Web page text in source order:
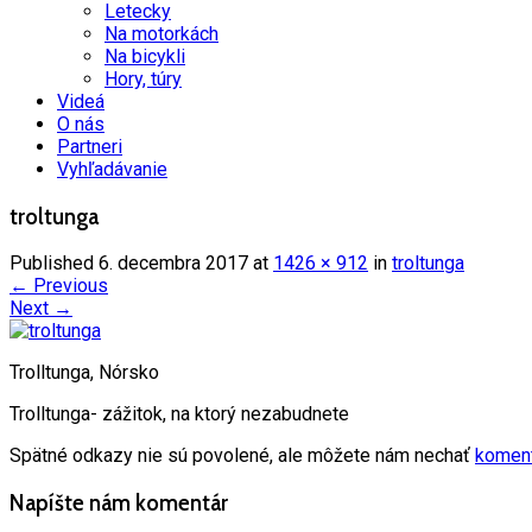
Letecky
Na motorkách
Na bicykli
Hory, túry
Videá
O nás
Partneri
Vyhľadávanie
troltunga
Published 6. decembra 2017 at 1426 × 912 in troltunga
← Previous
Next →
Trolltunga, Nórsko
Trolltunga- zážitok, na ktorý nezabudnete
Spätné odkazy nie sú povolené, ale môžete nám nechať
Napíšte nám komentár